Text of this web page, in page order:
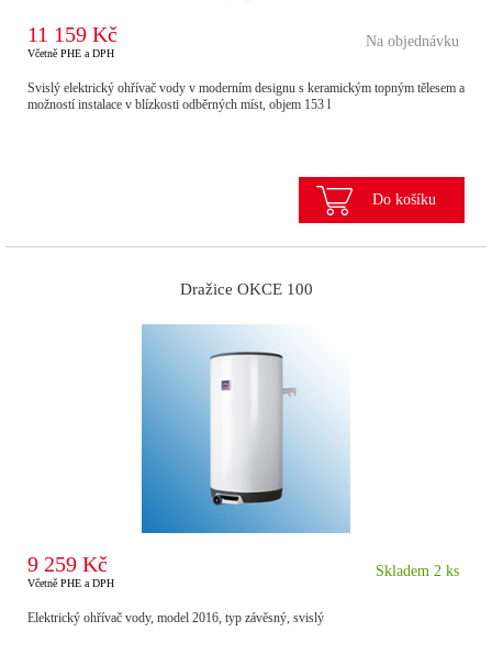
11 159 Kč
Včetně PHE a DPH
Na objednávku
Svislý elektrický ohřívač vody v moderním designu s keramickým topným tělesem a
možností instalace v blízkosti odběrných míst, objem 153 l
Do košíku
Dražice OKCE 100
9 259 Kč
Včetně PHE a DPH
Skladem 2 ks
Elektrický ohřívač vody, model 2016, typ závěsný, svislý